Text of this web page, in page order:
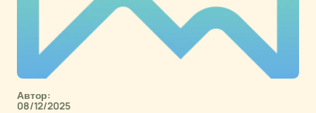
Автор:
08/12/2025